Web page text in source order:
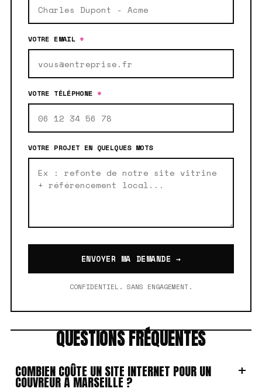
VOTRE EMAIL *
VOTRE TÉLÉPHONE *
VOTRE PROJET EN QUELQUES MOTS
ENVOYER MA DEMANDE →
CONFIDENTIEL. SANS ENGAGEMENT.
QUESTIONS FRÉQUENTES
COMBIEN COÛTE UN SITE INTERNET POUR UN
COUVREUR À MARSEILLE ?
+